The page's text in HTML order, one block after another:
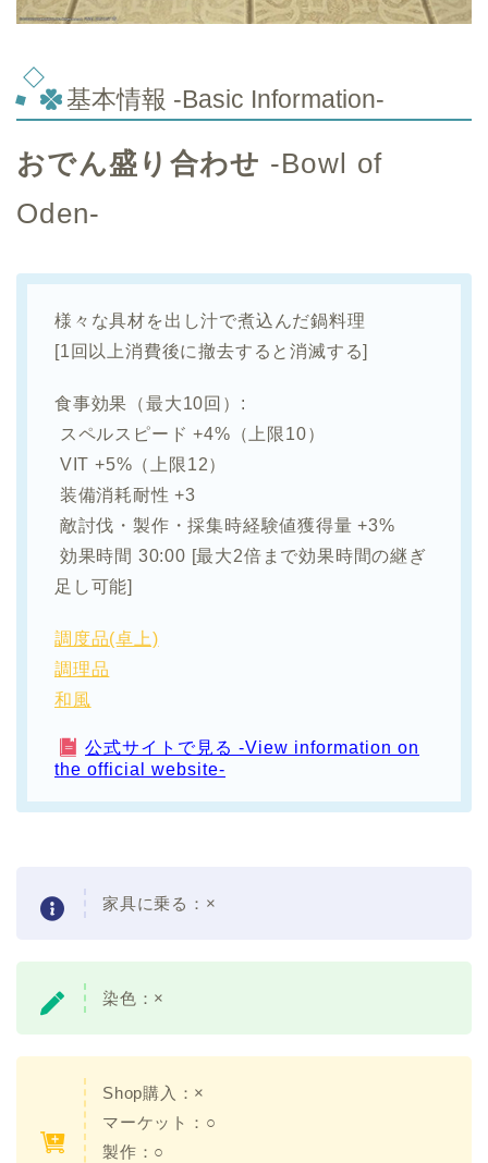
基本情報 -Basic Information-
おでん盛り合わせ -Bowl of
Oden-
様々な具材を出し汁で煮込んだ鍋料理
[1回以上消費後に撤去すると消滅する]
食事効果（最大10回）:
スペルスピード +4%（上限10）
VIT +5%（上限12）
装備消耗耐性 +3
敵討伐・製作・採集時経験値獲得量 +3%
効果時間 30:00 [最大2倍まで効果時間の継ぎ
足し可能]
調度品(卓上)
調理品
和風
公式サイトで見る -View information on
the official website-
家具に乗る： ×
染色：×
Shop購入： ×
マーケット：○
製作： ○